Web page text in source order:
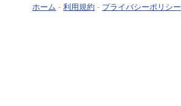
ホーム - 利用規約 - プライバシーポリシー